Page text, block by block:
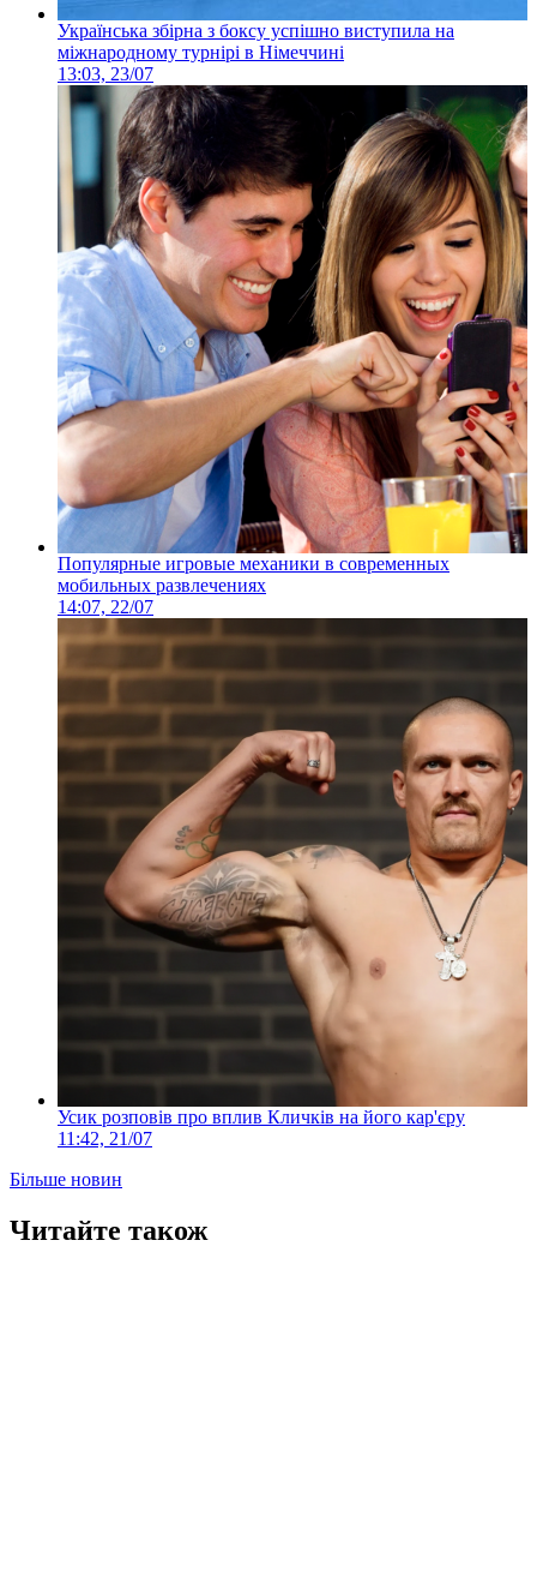
Українська збірна з боксу успішно виступила на
міжнародному турнірі в Німеччині
13:03, 23/07
Популярные игровые механики в современных
мобильных развлечениях
14:07, 22/07
Усик розповів про вплив Кличків на його кар'єру
11:42, 21/07
Більше новин
Читайте також